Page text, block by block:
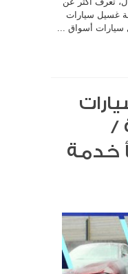
غسيل سيارات
أسواق ...
/
أكفأ خدمة